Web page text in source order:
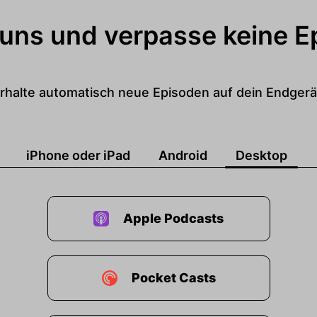
gibt es in den Studienfächern Medizin- und
sind sie schon klar an der Mehrheit!
bedeuten?
sind Frauen in der zahnärztlichen Berufspolitik in
am Berufsstand entsprechen würde.
Kammerversammlungen und
und verpasse keine
automatisch neue Episoden auf dein
iPhone oder iPad Android Desktop
Apple Podcasts
Pocket Casts